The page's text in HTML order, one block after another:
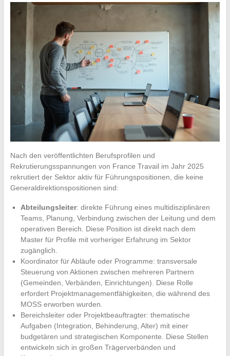
Nach den veröffentlichten Berufsprofilen und
Rekrutierungsspannungen von France Travail im Jahr 2025
rekrutiert der Sektor aktiv für Führungspositionen, die keine
Generaldirektionspositionen sind:
Abteilungsleiter: direkte Führung eines multidisziplinären
Teams, Planung, Verbindung zwischen der Leitung und dem
operativen Bereich. Diese Position ist direkt nach dem
Master für Profile mit vorheriger Erfahrung im Sektor
zugänglich.
Koordinator für Abläufe oder Programme: transversale
Steuerung von Aktionen zwischen mehreren Partnern
(Gemeinden, Verbänden, Einrichtungen). Diese Rolle
erfordert Projektmanagementfähigkeiten, die während des
MOSS erworben wurden.
Bereichsleiter oder Projektbeauftragter: thematische
Aufgaben (Integration, Behinderung, Alter) mit einer
budgetären und strategischen Komponente. Diese Stellen
entwickeln sich in großen Trägerverbänden und